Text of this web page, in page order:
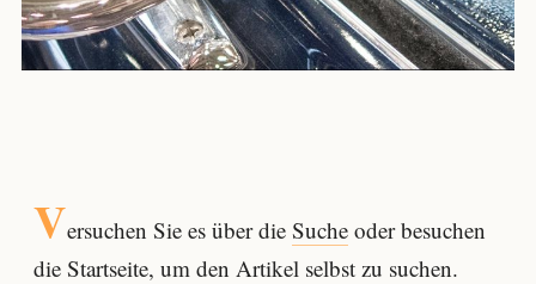
Versuchen Sie es über die Sucheoder besuchen
die Startseite, um den Artikel selbst zu suchen.